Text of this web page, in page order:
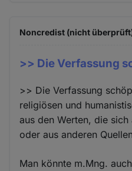
Noncredist (nicht
>> Die Verfassung
>> Die Verfassung
religiösen und
aus den Werten, die
oder aus anderen
Man könnte m.Mng.